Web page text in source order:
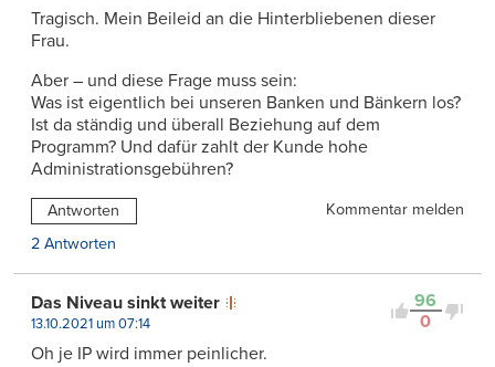
Tragisch. Mein Beileid an die Hinterbliebenen dieser
Frau.
Aber – und diese Frage muss sein:
Was ist eigentlich bei unseren Banken und Bänkern los?
Ist da ständig und überall Beziehung auf dem
Programm? Und dafür zahlt der Kunde hohe
Administrationsgebühren?
Antworten
Kommentar melden
2 Antworten
96
0
Das Niveau sinkt weiter
13.10.2021 um 07:14
Oh je IP wird immer peinlicher.